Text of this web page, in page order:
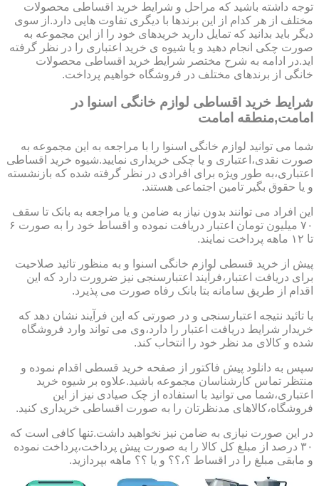
توجه داشته باشید که مراحل و شرایط خرید اقساطی محصولات
مختلف از هر کدام از این برندها با دیگری تفاوت هایی دارد.از سوی
دیگر باید بدانید که تمایل دارید خریدهای خود را از این مجموعه به
صورت چکی انجام دهید و یا شیوه ی خرید اعتباری را در نظر گرفته
اید.در ادامه به شرح مختصر شرایط خرید اقساطی محصولات
خانگی از برندهای مختلف در فروشگاه خواهیم پرداخت.
شرایط خرید اقساطی لوازم خانگی اسنوا در
امامت,منطقه امامت
شما می توانید لوازم خانگی اسنوا را با مراجعه به این مجموعه به
صورت نقدی،اعتباری و یا چکی خریداری نمایید.شیوه خرید اقساطی
اعتباری،به طور ویژه برای افرادی در نظر گرفته شده که بازنشسته
و یا حقوق بگیر تامین اجتماعی هستند.
این افراد می توانند بدون نیاز به ضامن و یا مراجعه به بانک تا سقف
۷۰ میلیون تومان اعتبار دریافت نموده و اقساط خود را به صورت ۶
تا ۱۲ ماهه پرداخت نمایند.
پیش از خرید قسطی لوازم خانگی اسنوا و به منظور تائید صلاحیت
برای دریافت اعتبار،فرآیند اعتبارسنجی نیز ضرورت دارد که این
اقدام از طریق سامانه بتا بانک رفاه صورت می پذیرد.
با تائید نتیجه اعتبارسنجی و در صورتی که این فرآیند نشان دهد که
خریدار شرایط دریافت اعتبار را دارد،وی می تواند وارد فروشگاه
شده و کالای مد نظر خود را انتخاب کند.
سپس به دانلود پیش فاکتور از صفحه خرید قسطی اقدام نموده و
منتظر تماس کارشناسان مجموعه باشید.علاوه بر شیوه خرید
اعتباری،شما می توانید با استفاده از چک صیادی نیز از این
فروشگاه،کالاهای مدنظرتان را به صورت اقساطی خریداری کنید.
در این صورت نیازی به ضامن نیز نخواهید داشت.تنها کافی است که
۳۰ درصد از مبلغ کل کالا را به صورت پیش پرداخت،پرداخت نموده
و مابقی مبلغ را در اقساط ؟،؟؟ و یا ؟؟ ماهه بپردازید.